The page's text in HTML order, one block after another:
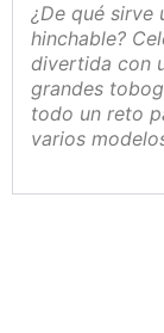
¿De qué sirve
hinchable?
divertida con
grandes
todo un reto
varios